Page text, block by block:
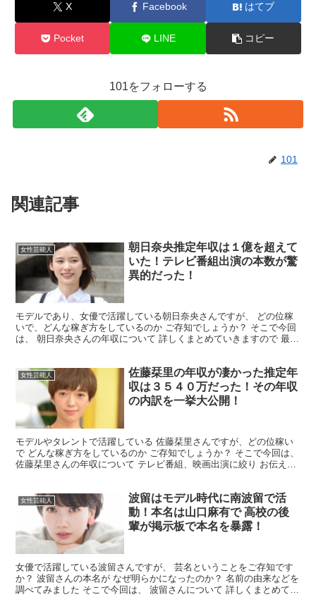
X Facebook はてブ
Pocket LINE コピー
101をフォローする
101
関連記事
女性芸能人
朝日奈央推定年収は１億を超えて
いた！テレビ番組出演の本数が驚
異的だった！
モデルであり、女優で活躍している朝日奈央さんですが、 どの位稼
いで、どんな稼ぎ方をしているのか ご存知でしょうか？ そこで今回
は、 朝日奈央さんの年収について 詳しくまとめていきますので 最後
女性芸能人
佐藤栞里の年収が凄かった推定年
収は３５４０万だった！その年収
の内訳を一挙大公開！
モデルやタレントで活躍している 佐藤栞里さんですが、どの位稼い
で どんな稼ぎ方をしているのか ご存知でしょうか？ そこで今回は、
佐藤栞里さんの年収について テレビ番組、映画出演に絞り お伝えし
女性芸能人
波留はモデル時代に南波留で活
動！本名は山口麻有で 高校の後
輩が掲示板で本名を暴露！
女優で活躍している波留さんですが、 芸名ということをご存知です
か？ 波留さんの本名が なぜ明らかになったのか？ 名前の由来などを
調べてみました そこで今回は、 波留さんについて 詳しくまとめてい